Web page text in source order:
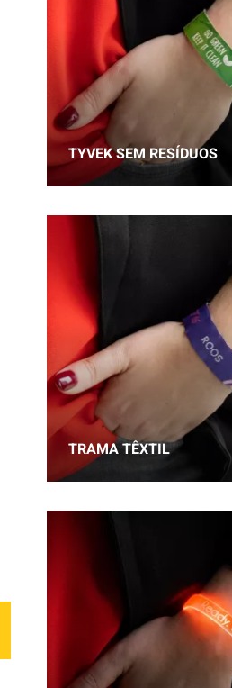
TYVEK SEM RESÍDUOS
TRAMA TÊXTIL